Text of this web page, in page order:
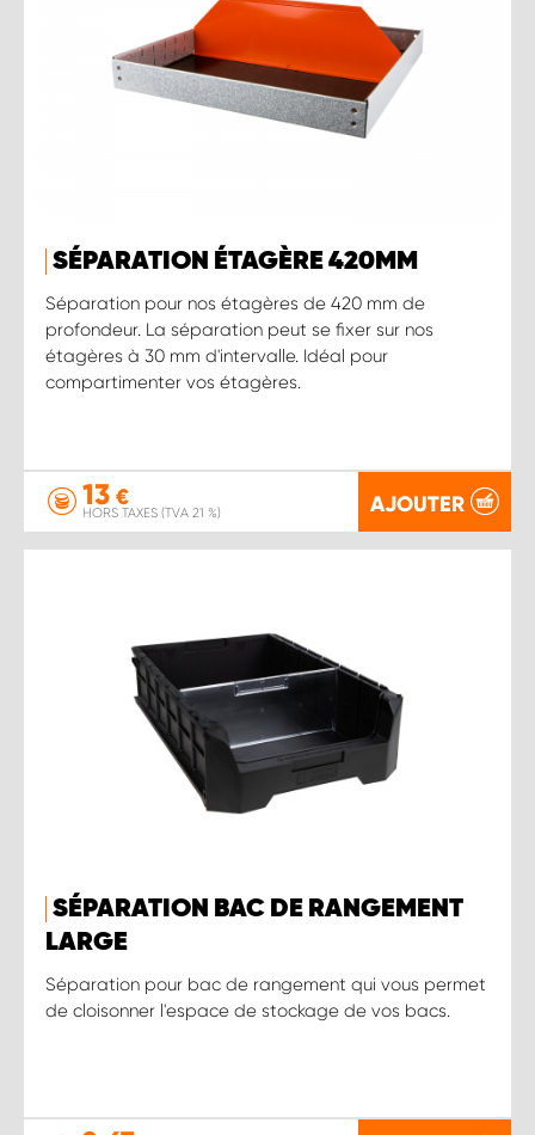
SÉPARATION ÉTAGÈRE 420MM
Séparation pour nos étagères de 420 mm de
profondeur. La séparation peut se fixer sur nos
étagères à 30 mm d'intervalle. Idéal pour
compartimenter vos étagères.
13 €
HORS TAXES (TVA 21 %) AJOUTER
SÉPARATION BAC DE RANGEMENT
LARGE
Séparation pour bac de rangement qui vous permet
de cloisonner l'espace de stockage de vos bacs.